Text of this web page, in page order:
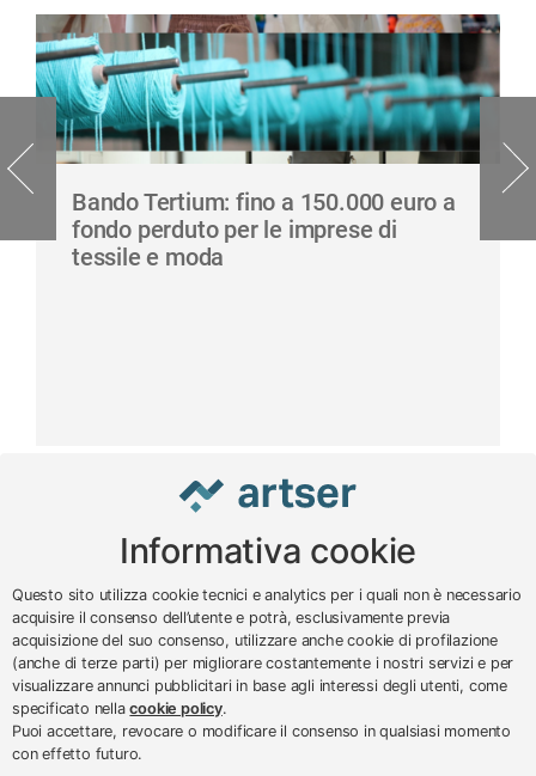
Bando Tertium: fino a 150.000 euro a
fondo perduto per le imprese di
tessile e moda
© 2024 – 2026 - ARTSER SRL
ARTSER SRL - Viale Milano, 5 - Varese -
P.IVA 01878290129
Tel. 0332 256111 - Fax 0332 256200 -
Informativa cookie
Questo sito utilizza cookie tecnici e analytics per i quali non è necessario
acquisire il consenso dell’utente e potrà, esclusivamente previa
acquisizione del suo consenso, utilizzare anche cookie di profilazione
(anche di terze parti) per migliorare costantemente i nostri servizi e per
visualizzare annunci pubblicitari in base agli interessi degli utenti, come
specificato nellacookie policy.
Puoi accettare, revocare o modificare il consenso in qualsiasi momento
con effetto futuro.